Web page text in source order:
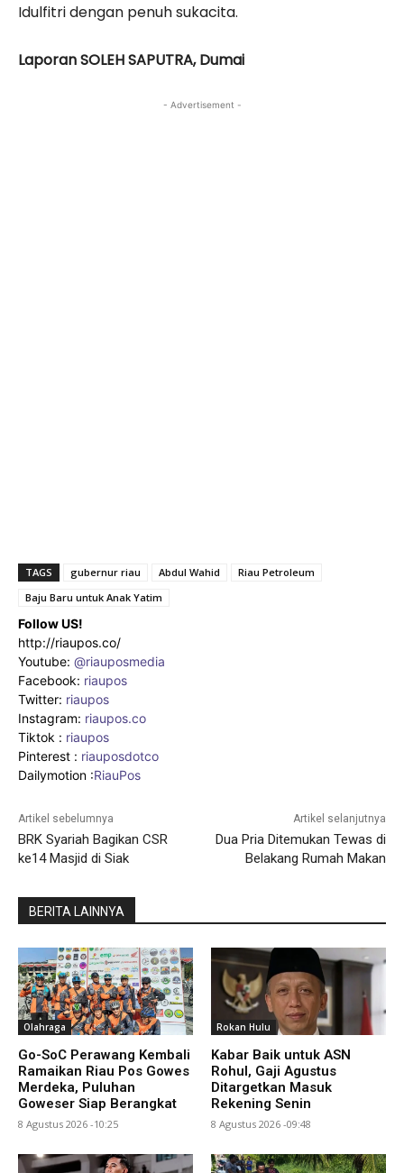
Idulfitri dengan penuh sukacita.
Laporan SOLEH SAPUTRA, Dumai
- Advertisement -
TAGS gubernur riau Abdul Wahid
Riau Petroleum
Baju Baru untuk Anak Yatim
Follow US!
http://riaupos.co/
Youtube: @riauposmedia
Facebook: riaupos
Twitter: riaupos
Instagram: riaupos.co
Tiktok : riaupos
Pinterest : riauposdotco
Dailymotion :RiauPos
Artikel sebelumnya
BRK Syariah Bagikan CSR
ke14 Masjid di Siak
Artikel selanjutnya
Dua Pria Ditemukan Tewas di
Belakang Rumah Makan
BERITA LAINNYA
Olahraga
Go-SoC Perawang Kembali
Ramaikan Riau Pos Gowes
Merdeka, Puluhan
Goweser Siap Berangkat
8 Agustus 2026 -10:25
Rokan Hulu
Kabar Baik untuk ASN
Rohul, Gaji Agustus
Ditargetkan Masuk
Rekening Senin
8 Agustus 2026 -09:48